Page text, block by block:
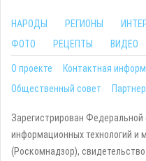
НАРОДЫ РЕГИОНЫ
ФОТО
РЕЦЕПТЫ ВИДЕО
О проекте Контактная
Общественный совет
Зарегистрирован Федеральной
информационных технологий и
(Роскомнадзор),